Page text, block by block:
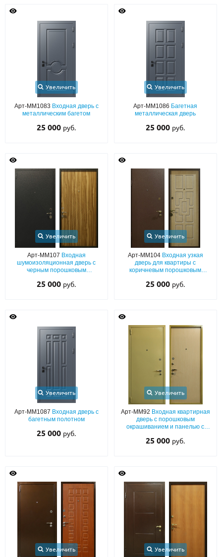
Увеличить
Арт-ММ1083 Входная дверь с
металлическим багетом
25 000 руб.
Увеличить
Арт-ММ1086 Багетная
металлическая дверь
25 000 руб.
Увеличить
Арт-ММ107 Входная
шумоизоляционная дверь с
черным порошковым
ПВХ с фрезеровкой
25 000 руб.
Увеличить
Арт-ММ104 Входная узкая
дверь для квартиры с
коричневым порошковым
25 000 руб.
Увеличить
Арт-ММ1087 Входная дверь с
багетным полотном
25 000 руб.
Увеличить
Арт-ММ92 Входная квартирная
дверь с порошковым
окрашиванием и панелью с
25 000 руб.
Увеличить Увеличить